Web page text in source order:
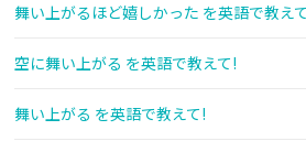
舞い上がるほど嬉しかった を英語で教え
空に舞い上がる を英語で教えて!
舞い上がる を英語で教えて!